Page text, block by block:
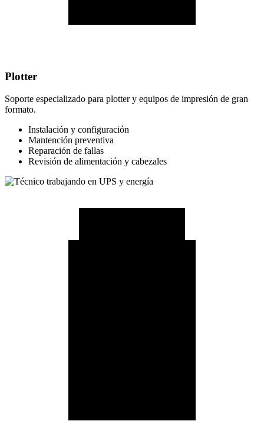
Plotter
Soporte especializado para plotter y equipos de impresión de gran
formato.
Instalación y configuración
Mantención preventiva
Reparación de fallas
Revisión de alimentación y cabezales